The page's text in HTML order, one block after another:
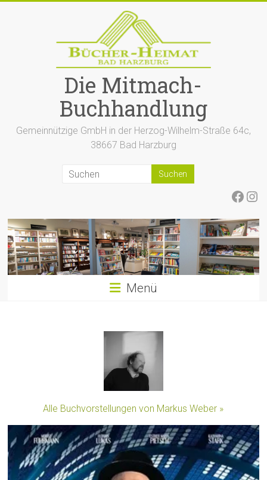
Die Mitmach-
Buchhandlung
Gemeinnützige GmbH in der Herzog-Wilhelm-Straße 64c,
38667 Bad Harzburg
Menü
Alle Buchvorstellungen von Markus Weber »